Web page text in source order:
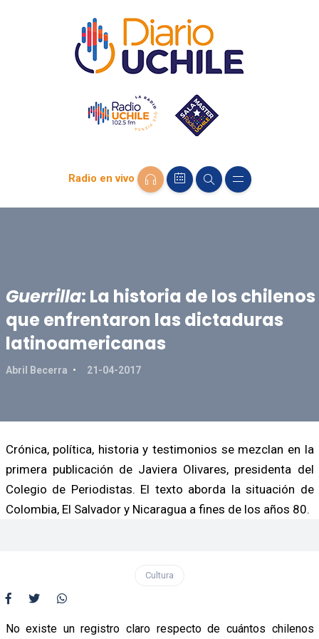
Radio en vivo
Guerrilla: La historia de los chilenos
que enfrentaron las dictaduras
latinoamericanas
Abril Becerra 21-04-2017
Crónica, política, historia y testimonios se mezclan en la
primera publicación de Javiera Olivares, presidenta del
Colegio de Periodistas. El texto aborda la situación de
Colombia, El Salvador y Nicaragua a fines de los años 80.
Cultura
No existe un registro claro respecto de cuántos chilenos